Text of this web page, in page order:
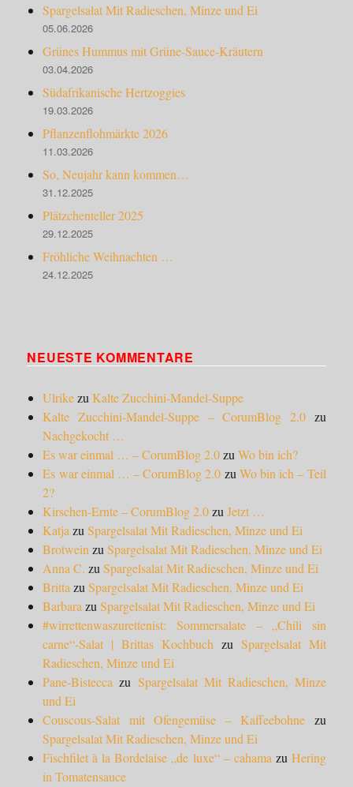
Spargelsalat Mit Radieschen, Minze und Ei
05.06.2026
Grünes Hummus mit Grüne-Sauce-Kräutern
03.04.2026
Südafrikanische Hertzoggies
19.03.2026
Pflanzenflohmärkte 2026
11.03.2026
So, Neujahr kann kommen…
31.12.2025
Plätzchenteller 2025
29.12.2025
Fröhliche Weihnachten …
24.12.2025
NEUESTE KOMMENTARE
UlrikezuKalte Zucchini-Mandel-Suppe
Kalte Zucchini-Mandel-Suppe – CorumBlog 2.0zu
Nachgekocht …
Es war einmal … – CorumBlog 2.0zuWo bin ich?
Es war einmal … – CorumBlog 2.0 zu Wo bin ich – Teil
2?
Kirschen-Ernte – CorumBlog 2.0zuJetzt …
Katja zuSpargelsalat Mit Radieschen, Minze und Ei
Brotwein zuSpargelsalat Mit Radieschen, Minze und Ei
Anna C. zuSpargelsalat Mit Radieschen, Minze und Ei
Britta zuSpargelsalat Mit Radieschen, Minze und Ei
Barbara zuSpargelsalat Mit Radieschen, Minze und Ei
#wirrettenwaszurettenist: Sommersalate – „Chili sin
carne“-Salat | Brittas Kochbuch zu Spargelsalat Mit
Radieschen, Minze und Ei
Pane-Bistecca zu Spargelsalat Mit Radieschen, Minze
und Ei
Couscous-Salat mit Ofengemüse – Kaffeebohne zu
Spargelsalat Mit Radieschen, Minze und Ei
Fischfilet à la Bordelaise „de luxe“ – cahama zu Hering
in Tomatensauce